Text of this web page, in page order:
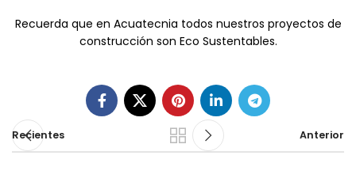
Recuerda que en Acuatecnia todos nuestros proyectos de
construcción son Eco Sustentables.
Recientes Anterior